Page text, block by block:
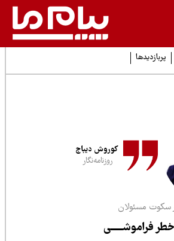
کوروش دیباج
روزنامه‌نگار
مسئولان